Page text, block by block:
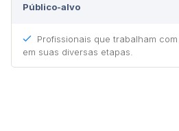
Público-alvo
Profissionais que trabalham
em suas diversas etapas.